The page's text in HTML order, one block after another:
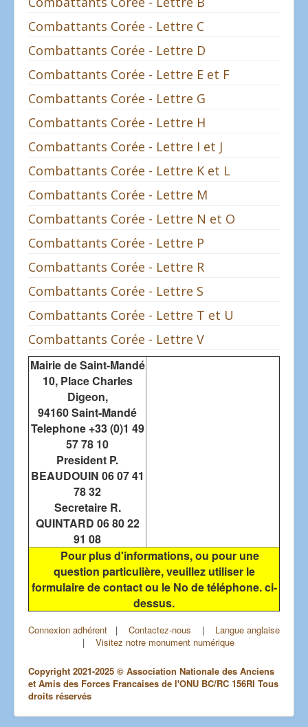
Combattants Corée - Lettre C
Combattants Corée - Lettre D
Combattants Corée - Lettre E et F
Combattants Corée - Lettre G
Combattants Corée - Lettre H
Combattants Corée - Lettre I et J
Combattants Corée - Lettre K et L
Combattants Corée - Lettre M
Combattants Corée - Lettre N et O
Combattants Corée - Lettre P
Combattants Corée - Lettre R
Combattants Corée - Lettre S
Combattants Corée - Lettre T et U
Combattants Corée - Lettre V
Mairie de Saint-Mandé
10, Place Charles
Digeon,
94160 Saint-Mandé
Telephone +33 (0)1 49
57 78 10
President P.
BEAUDOUIN 06 07 41
78 32
Secretaire R.
QUINTARD 06 80 22
91 08
Pour plus d'informations, ou pour une
question particulière, veuillez utiliser le
formulaire de contact ou le No de téléphone. ci-
dessus.
Connexion adhérent | Contactez-nous | Langue anglaise
| Visitez notre monument numérique
Copyright 2021-2025 © Association Nationale des Anciens
et Amis des Forces Francaises de l'ONU BC/RC 156RI Tous
droits réservés